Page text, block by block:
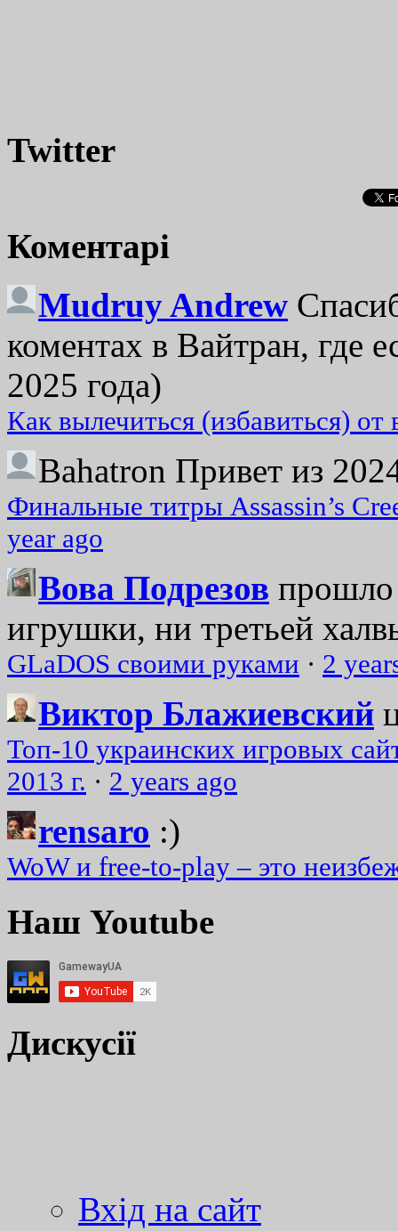
Twitter
Коментарі
Mudruy Andrew
коментах в Вайтран, где
2025 года)
Как вылечиться (избавиться)
Bahatron Привет из
Финальные титры Assassin’s
year ago
Вова Подрезов прошло
игрушки, ни третьей
GLaDOS своими руками · 2
Виктор Блажиевский
Топ-10 украинских игровых
2013 г. · 2 years ago
rensaro :)
WoW и free-to-play – это
Наш Youtube
Дискусії
Вхід на сайт